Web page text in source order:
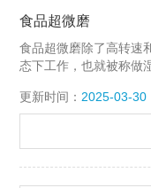
食品超微磨
食品超微磨除了高转速
态下工作，也就被称做
现涡流，因此可以达到
更新时间： 2025-03-30